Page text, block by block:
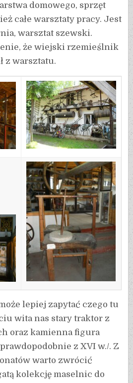
domowego, sprzęt
całe warsztaty pracy. Jest
warsztat szewski.
że wiejski rzemieślnik
z warsztatu.
lepiej zapytać czego tu
wita nas stary traktor z
oraz kamienna figura
z XVI w./. Z
warto zwrócić
kolekcję maselnic do